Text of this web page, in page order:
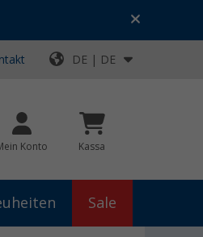
Deals für dein Abenteuer!
DE | DE
Konto Kassa
Sale